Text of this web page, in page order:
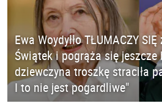
Ewa Woydyłło TŁUMACZY
Świątek i pogrąża się jeszcze
dziewczyna troszkę straciła
I to nie jest pogardliwe"